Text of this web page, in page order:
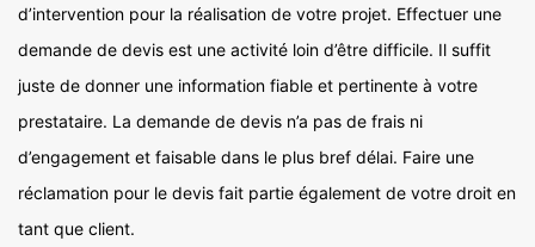
d’intervention pour la réalisation de votre projet. Effectuer une
demande de devis est une activité loin d’être difficile. Il suffit
juste de donner une information fiable et pertinente à votre
prestataire. La demande de devis n’a pas de frais ni
d’engagement et faisable dans le plus bref délai. Faire une
réclamation pour le devis fait partie également de votre droit en
tant que client.